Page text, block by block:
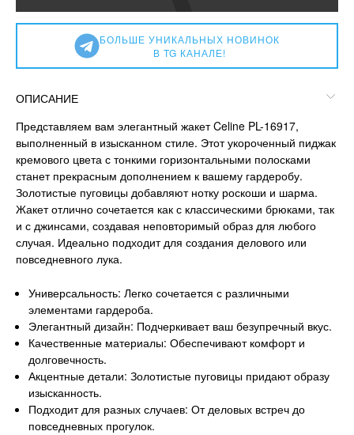
БОЛЬШЕ УНИКАЛЬНЫХ НОВИНОК
В TG КАНАЛЕ!
ОПИСАНИЕ
Представляем вам элегантный жакет Celine PL-16917,
выполненный в изысканном стиле. Этот укороченный пиджак
кремового цвета с тонкими горизонтальными полосками
станет прекрасным дополнением к вашему гардеробу.
Золотистые пуговицы добавляют нотку роскоши и шарма.
Жакет отлично сочетается как с классическими брюками, так
и с джинсами, создавая неповторимый образ для любого
случая. Идеально подходит для создания делового или
повседневного лука.
Универсальность: Легко сочетается с различными
элементами гардероба.
Элегантный дизайн: Подчеркивает ваш безупречный вкус.
Качественные материалы: Обеспечивают комфорт и
долговечность.
Акцентные детали: Золотистые пуговицы придают образу
изысканность.
Подходит для разных случаев: От деловых встреч до
повседневных прогулок.